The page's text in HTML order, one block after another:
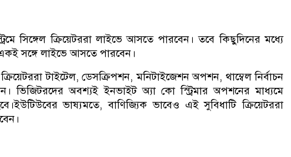
সিঙ্গেল ক্রিয়েটররা লাইভে আসতে পারবেন। তবে কিছুদিনের মধ্যে
সঙ্গে লাইভে আসতে পারবেন।
টাইটেল, ডেসক্রিপশন, মনিটাইজেশন অপশন, থাম্বেল নির্বাচন
ভিজিটরদের অবশ্যই ইনভাইট অ্যা কো স্ট্রিমার অপশনের মাধ্যমে
ভাষ্যমতে, বাণিজ্যিক ভাবেও এই সুবিধাটি ক্রিয়েটররা